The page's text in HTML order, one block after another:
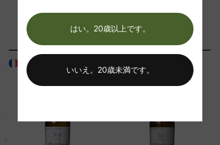
Wine Advocate 獲得点
94ー96
国内ワイン専門誌評価歴
Wine Spectator 得点
フランス
はい。20歳以上です。
いいえ。20歳未満です。